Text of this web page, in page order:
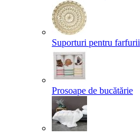
Suporturi pentru farfurii
Prosoape de bucătărie